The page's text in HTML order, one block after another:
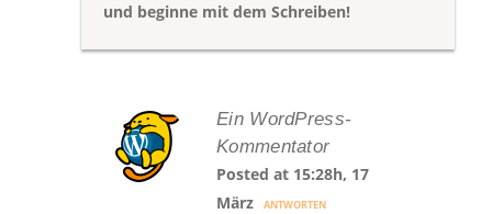
und beginne mit dem Schreiben!
Ein WordPress-
Kommentator
Posted at 15:28h, 17
März
ANTWORTEN